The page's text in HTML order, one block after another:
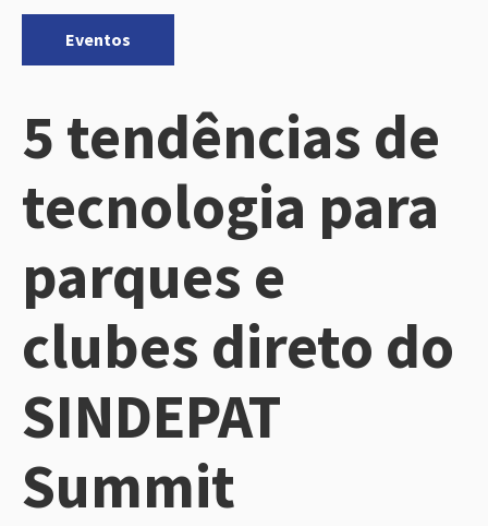
Eventos
5 tendências de
tecnologia para
parques e
clubes direto do
SINDEPAT
Summit